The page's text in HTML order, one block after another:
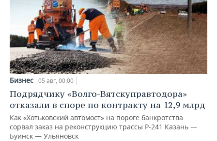
Бизнес 05 авг, 00:00
Подрядчику «Волго-Вятскуправтодора»
отказали в споре по контракту на 12,9 млрд
Как «Хотьковский автомост» на пороге банкротства
сорвал заказ на реконструкцию трассы Р‑241 Казань —
Буинск — Ульяновск